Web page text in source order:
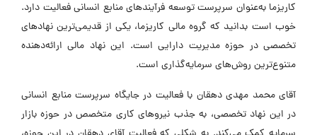
کاریزما به‌عنوان سرپرست توسعه فرآیندهای منابع انسانی فعالیت دارد.
خوب است بدانید که گروه مالی کاریزما، یکی از قدیمی‌ترین نهادهای
تخصصی در حوزه مدیریت دارایی است. این نهاد مالی ارائه‌دهنده
متنوع‌ترین روش‌های سرمایه‌گذاری است.
آقای محمد مهدی دهقان با فعالیت در جایگاه سرپرست منابع انسانی
در این نهاد تخصصی، به جذب نیروهای کاری متخصص در حوزه بازار